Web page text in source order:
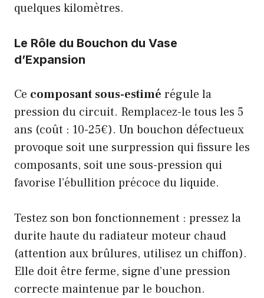
quelques kilomètres.
Le Rôle du Bouchon du Vase
d’Expansion
Ce composant sous-estimé régule la
pression du circuit. Remplacez-le tous les 5
ans (coût : 10-25€). Un bouchon défectueux
provoque soit une surpression qui fissure les
composants, soit une sous-pression qui
favorise l’ébullition précoce du liquide.
Testez son bon fonctionnement : pressez la
durite haute du radiateur moteur chaud
(attention aux brûlures, utilisez un chiffon).
Elle doit être ferme, signe d’une pression
correcte maintenue par le bouchon.